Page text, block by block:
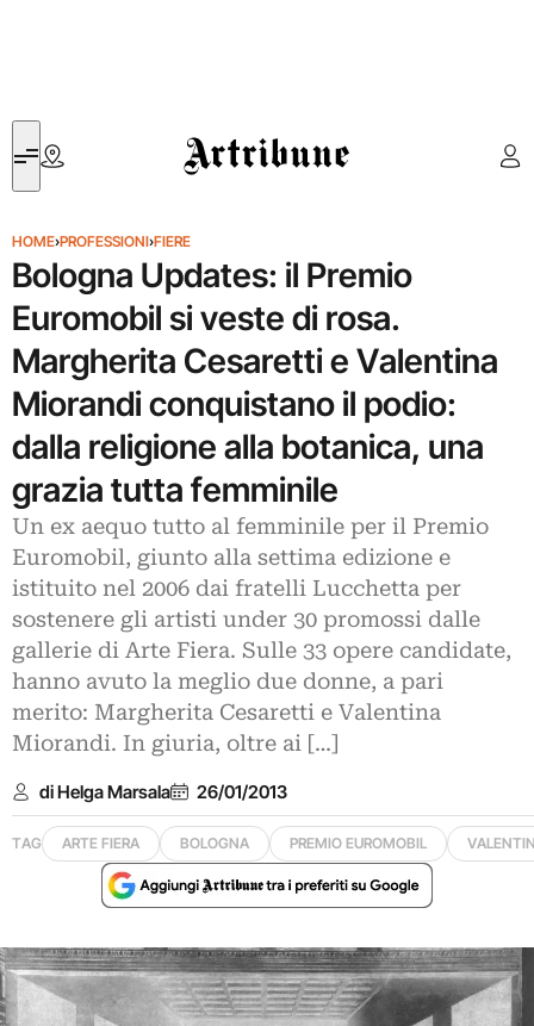
Artribune
HOME›PROFESSIONI›FIERE
Bologna Updates: il Premio
Euromobil si veste di rosa.
Margherita Cesaretti e Valentina
Miorandi conquistano il podio:
dalla religione alla botanica, una
grazia tutta femminile
Un ex aequo tutto al femminile per il Premio
Euromobil, giunto alla settima edizione e
istituito nel 2006 dai fratelli Lucchetta per
sostenere gli artisti under 30 promossi dalle
gallerie di Arte Fiera. Sulle 33 opere candidate,
hanno avuto la meglio due donne, a pari
merito: Margherita Cesaretti e Valentina
Miorandi. In giuria, oltre ai […]
di Helga Marsala 26/01/2013
TAG ARTE FIERA BOLOGNA PREMIO EUROMOBIL